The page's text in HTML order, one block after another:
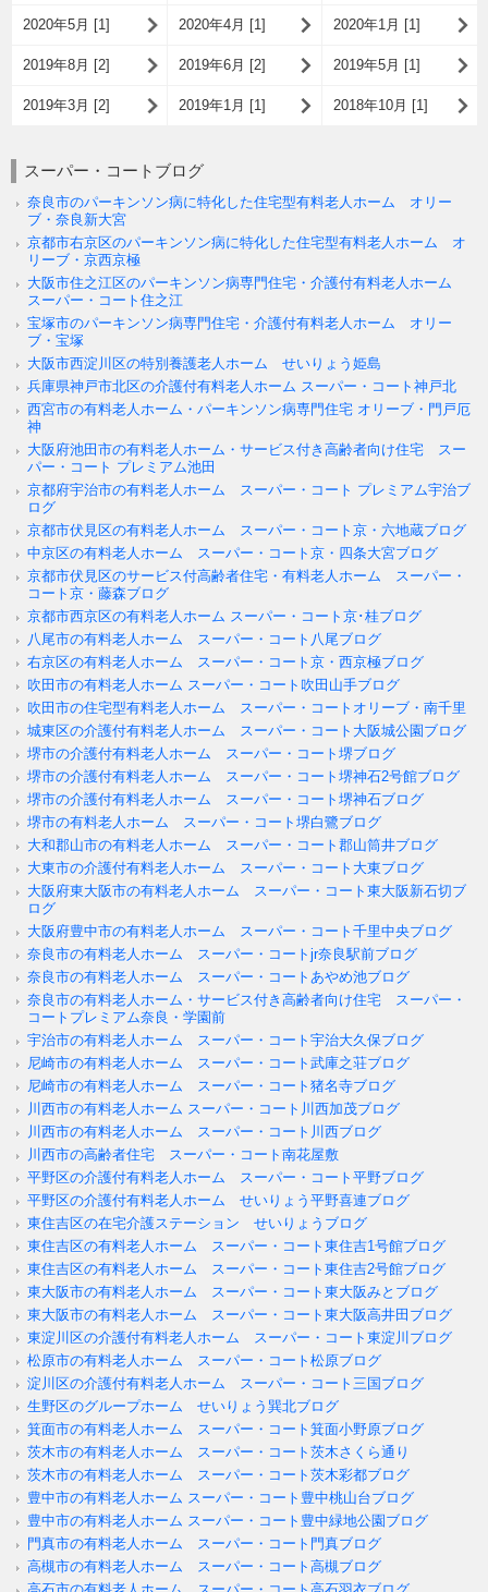
2020年5月 [1] 2020年4月 [1] 2020年1月 [1]
2019年8月 [2] 2019年6月 [2] 2019年5月 [1]
2019年3月 [2] 2019年1月 [1] 2018年10月 [1]
スーパー・コートブログ
奈良市のパーキンソン病に特化した住宅型有料老人ホーム オリー
ブ・奈良新大宮
京都市右京区のパーキンソン病に特化した住宅型有料老人ホーム オ
リーブ・京西京極
大阪市住之江区のパーキンソン病専門住宅・介護付有料老人ホーム
スーパー・コート住之江
宝塚市のパーキンソン病専門住宅・介護付有料老人ホーム オリー
ブ・宝塚
大阪市西淀川区の特別養護老人ホーム せいりょう姫島
兵庫県神戸市北区の介護付有料老人ホーム スーパー・コート神戸北
西宮市の有料老人ホーム・パーキンソン病専門住宅 オリーブ・門戸厄
神
大阪府池田市の有料老人ホーム・サービス付き高齢者向け住宅 スー
パー・コート プレミアム池田
京都府宇治市の有料老人ホーム スーパー・コート プレミアム宇治ブ
ログ
京都市伏見区の有料老人ホーム スーパー・コート京・六地蔵ブログ
中京区の有料老人ホーム スーパー・コート京・四条大宮ブログ
京都市伏見区のサービス付高齢者住宅・有料老人ホーム スーパー・
コート京・藤森ブログ
京都市西京区の有料老人ホーム スーパー・コート京･桂ブログ
八尾市の有料老人ホーム スーパー・コート八尾ブログ
右京区の有料老人ホーム スーパー・コート京・西京極ブログ
吹田市の有料老人ホーム スーパー・コート吹田山手ブログ
吹田市の住宅型有料老人ホーム スーパー・コートオリーブ・南千里
城東区の介護付有料老人ホーム スーパー・コート大阪城公園ブログ
堺市の介護付有料老人ホーム スーパー・コート堺ブログ
堺市の介護付有料老人ホーム スーパー・コート堺神石2号館ブログ
堺市の介護付有料老人ホーム スーパー・コート堺神石ブログ
堺市の有料老人ホーム スーパー・コート堺白鷺ブログ
大和郡山市の有料老人ホーム スーパー・コート郡山筒井ブログ
大東市の介護付有料老人ホーム スーパー・コート大東ブログ
大阪府東大阪市の有料老人ホーム スーパー・コート東大阪新石切ブ
ログ
大阪府豊中市の有料老人ホーム スーパー・コート千里中央ブログ
奈良市の有料老人ホーム スーパー・コートjr奈良駅前ブログ
奈良市の有料老人ホーム スーパー・コートあやめ池ブログ
奈良市の有料老人ホーム・サービス付き高齢者向け住宅 スーパー・
コートプレミアム奈良・学園前
宇治市の有料老人ホーム スーパー・コート宇治大久保ブログ
尼崎市の有料老人ホーム スーパー・コート武庫之荘ブログ
尼崎市の有料老人ホーム スーパー・コート猪名寺ブログ
川西市の有料老人ホーム スーパー・コート川西加茂ブログ
川西市の有料老人ホーム スーパー・コート川西ブログ
川西市の高齢者住宅 スーパー・コート南花屋敷
平野区の介護付有料老人ホーム スーパー・コート平野ブログ
平野区の介護付有料老人ホーム せいりょう平野喜連ブログ
東住吉区の在宅介護ステーション せいりょうブログ
東住吉区の有料老人ホーム スーパー・コート東住吉1号館ブログ
東住吉区の有料老人ホーム スーパー・コート東住吉2号館ブログ
東大阪市の有料老人ホーム スーパー・コート東大阪みとブログ
東大阪市の有料老人ホーム スーパー・コート東大阪高井田ブログ
東淀川区の介護付有料老人ホーム スーパー・コート東淀川ブログ
松原市の有料老人ホーム スーパー・コート松原ブログ
淀川区の介護付有料老人ホーム スーパー・コート三国ブログ
生野区のグループホーム せいりょう巽北ブログ
箕面市の有料老人ホーム スーパー・コート箕面小野原ブログ
茨木市の有料老人ホーム スーパー・コート茨木さくら通り
茨木市の有料老人ホーム スーパー・コート茨木彩都ブログ
豊中市の有料老人ホーム スーパー・コート豊中桃山台ブログ
豊中市の有料老人ホーム スーパー・コート豊中緑地公園ブログ
門真市の有料老人ホーム スーパー・コート門真ブログ
高槻市の有料老人ホーム スーパー・コート高槻ブログ